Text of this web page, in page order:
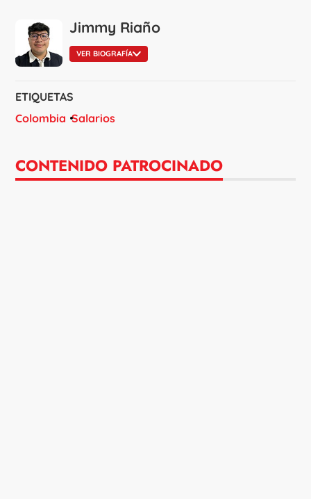
Jimmy Riaño
VER BIOGRAFÍA
ETIQUETAS
Colombia Salarios
CONTENIDO PATROCINADO